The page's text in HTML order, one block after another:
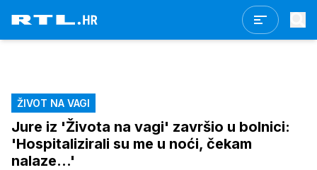
ŽIVOT NA VAGI
Jure iz 'Života na vagi' završio u bolnici:
'Hospitalizirali su me u noći, čekam
nalaze...'